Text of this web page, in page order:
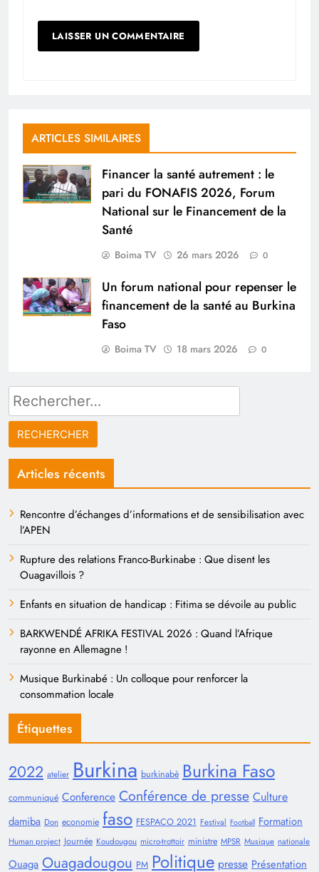
ARTICLES SIMILAIRES
Financer la santé autrement : le
pari du FONAFIS 2026, Forum
National sur le Financement de la
Santé
Boima TV 26 mars 2026 0
Un forum national pour repenser le
financement de la santé au Burkina
Faso
Boima TV 18 mars 2026 0
Rechercher :
Articles récents
Rencontre d’échanges d’informations et de sensibilisation avec
l’APEN
Rupture des relations Franco-Burkinabe : Que disent les
Ouagavillois ?
Enfants en situation de handicap : Fitima se dévoile au public
BARKWENDÉ AFRIKA FESTIVAL 2026 : Quand l’Afrique
rayonne en Allemagne !
Musique Burkinabé : Un colloque pour renforcer la
consommation locale
Étiquettes
2022 atelier Burkina burkinabè Burkina Faso
communiqué Conference Conférence de presse Culture
damiba Don economie faso FESPACO 2021 Festival Football Formation
Human project Journée Koudougou micro-trottoir ministre MPSR Musique nationale
Ouaga Ouagadougou PM Politique presse Présentation